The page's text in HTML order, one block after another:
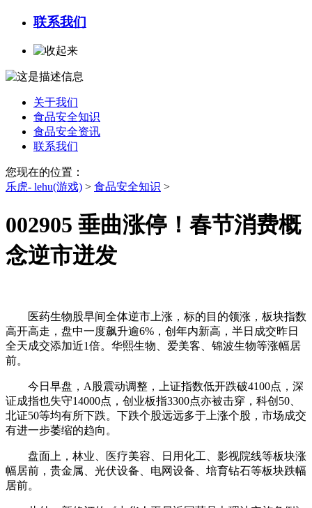
联系我们
关于我们
食品安全知识
食品安全资讯
联系我们
您现在的位置：
乐虎- lehu(游戏) > 食品安全知识 >
002905 垂曲涨停！春节消费概
念逆市迸发
医药生物股早间全体逆市上涨，标的目的领涨，板块指数
高开高走，盘中一度飙升逾6%，创年内新高，半日成交昨日
全天成交添加近1倍。华熙生物、爱美客、锦波生物等涨幅居
前。
今日早盘，A股震动调整，上证指数低开跌破4100点，深
证成指也失守14000点，创业板指3300点亦被击穿，科创50、
北证50等均有所下跌。下跌个股远远多于上涨个股，市场成交
有进一步萎缩的趋向。
盘面上，林业、医疗美容、日用化工、影视院线等板块涨
幅居前，贵金属、光伏设备、电网设备、培育钻石等板块跌幅
居前。